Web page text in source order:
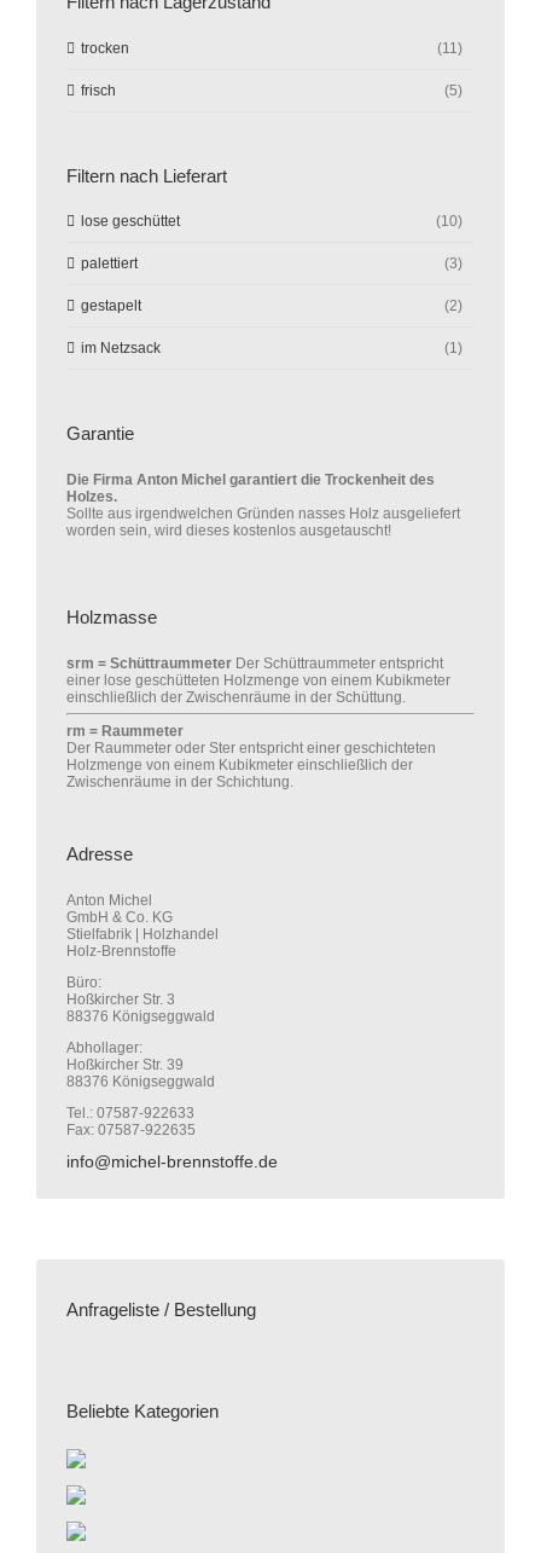
trocken (11)
frisch (5)
Filtern nach Lieferart
lose geschüttet (10)
palettiert (3)
gestapelt (2)
im Netzsack (1)
Garantie
Die Firma Anton Michel garantiert die Trockenheit des
Holzes.
Sollte aus irgendwelchen Gründen nasses Holz ausgeliefert
worden sein, wird dieses kostenlos ausgetauscht!
Holzmasse
srm = Schüttraummeter Der Schüttraummeter entspricht
einer lose geschütteten Holzmenge von einem Kubikmeter
einschließlich der Zwischenräume in der Schüttung.
rm = Raummeter
Der Raummeter oder Ster entspricht einer geschichteten
Holzmenge von einem Kubikmeter einschließlich der
Zwischenräume in der Schichtung.
Adresse
Anton Michel
GmbH & Co. KG
Stielfabrik | Holzhandel
Holz-Brennstoffe
Büro:
Hoßkircher Str. 3
88376 Königseggwald
Abhollager:
Hoßkircher Str. 39
88376 Königseggwald
Tel.: 07587-922633
Fax: 07587-922635
info@michel-brennstoffe.de
Anfrageliste / Bestellung
Beliebte Kategorien